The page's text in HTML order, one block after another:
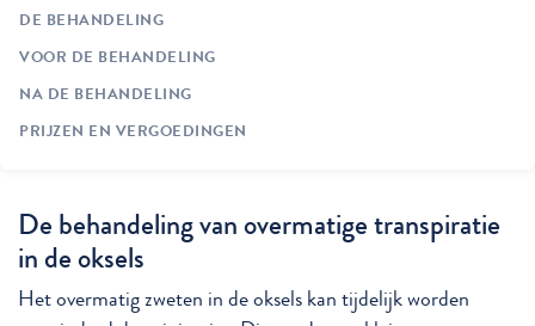
DE BEHANDELING
VOOR DE BEHANDELING
NA DE BEHANDELING
PRIJZEN EN VERGOEDINGEN
De behandeling van overmatige transpiratie
in de oksels
Het overmatig zweten in de oksels kan tijdelijk worden